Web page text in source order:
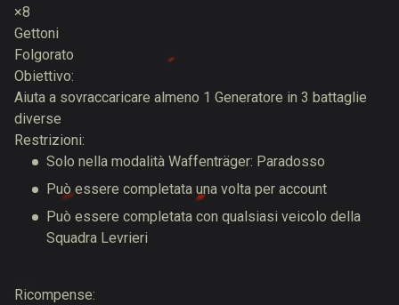
×8
Gettoni
Folgorato
Obiettivo:
Aiuta a sovraccaricare almeno 1 Generatore in 3 battaglie
diverse
Restrizioni:
Solo nella modalità Waffenträger: Paradosso
Può essere completata una volta per account
Può essere completata con qualsiasi veicolo della
Squadra Levrieri
Ricompense: